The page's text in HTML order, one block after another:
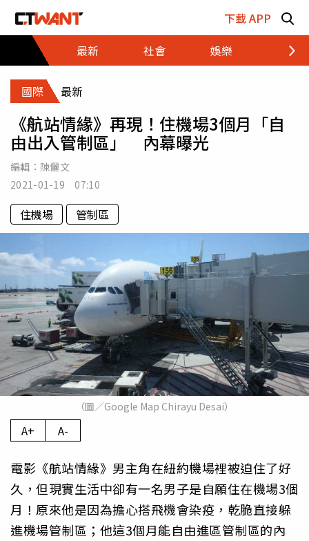
下載 APP
最新
社會 娛樂 財經
國際 最新
《航站情緣》再現！住機場3個月「自
由出入管制區」 內幕曝光
編輯： 陳儷文
2021-01-19 07:10
住機場 管制區
（圖／Google Map Chirayu Desai）
A+ A-
電影《航站情緣》男主角在紐約機場裡被迫住了好
久，但現實生活中卻有一名男子是自願住在機場3個
月！原來他是因為擔心搭飛機會染疫，乾脆直接躲
進機場管制區；他這3個月能自由進區管制區的內